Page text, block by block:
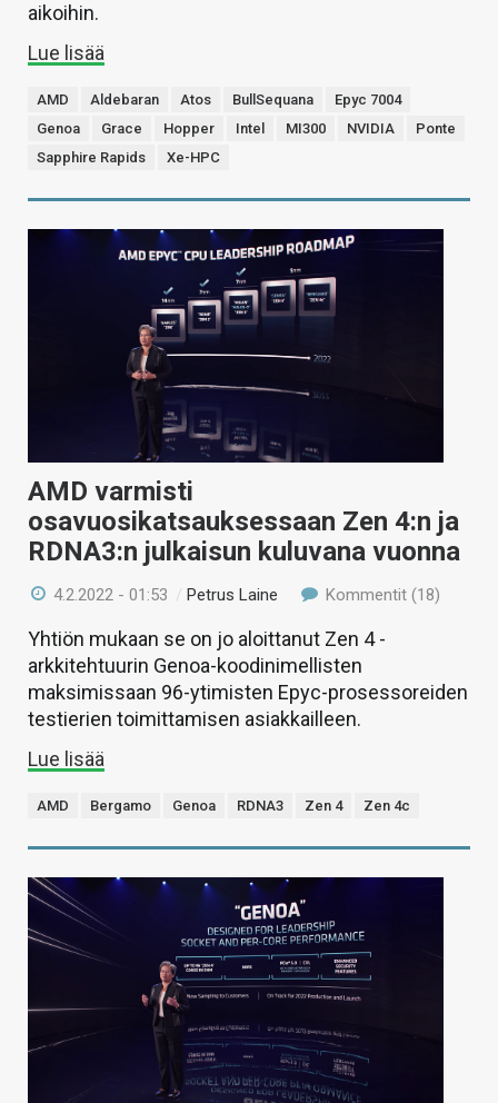
aikoihin.
Lue lisää
AMD Aldebaran Atos BullSequana
Epyc 7004
Genoa
Grace Hopper Intel MI300 NVIDIA
Ponte
Sapphire Rapids
Xe-HPC
AMD varmisti
osavuosikatsauksessaan Zen 4:n ja
RDNA3:n julkaisun kuluvana vuonna
4.2.2022 - 01:53 / Petrus Laine Kommentit (18)
Yhtiön mukaan se on jo aloittanut Zen 4 -
arkkitehtuurin Genoa-koodinimellisten
maksimissaan 96-ytimisten Epyc-prosessoreiden
testierien toimittamisen asiakkailleen.
Lue lisää
AMD Bergamo Genoa RDNA3 Zen 4 Zen 4c